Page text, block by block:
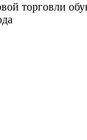
торговли